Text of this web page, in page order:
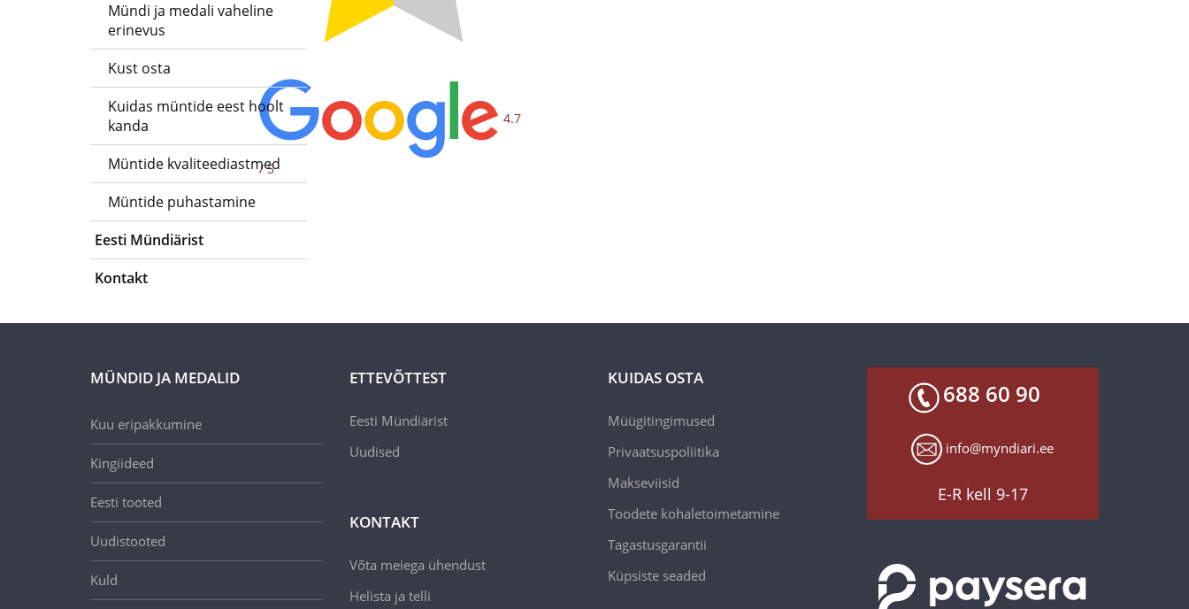
4.7
/ 5
Mündi ja medali vaheline
erinevus
Kust osta
Kuidas müntide eest hoolt
kanda
Müntide kvaliteediastmed
Müntide puhastamine
Eesti Mündiärist
Kontakt
MÜNDID JA MEDALID
Kuu eripakkumine
Kingiideed
Eesti tooted
Uudistooted
Kuld
ETTEVÕTTEST
Eesti Mündiärist
Uudised
KONTAKT
Võta meiega ühendust
Helista ja telli
KUIDAS OSTA
Müügitingimused
Privaatsuspoliitika
Makseviisid
Toodete kohaletoimetamine
Tagastusgarantii
Küpsiste seaded
688 60 90
info@myndiari.ee
E-R kell 9-17